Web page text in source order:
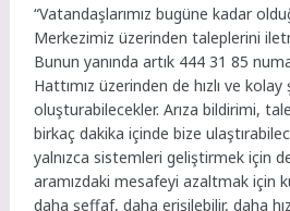
“Vatandaşlarımız bugüne kadar
Merkezimiz üzerinden taleplerini
Bunun yanında artık 444 31 85
Hattımız üzerinden de hızlı ve
oluşturabilecekler. Arıza bildirimi,
birkaç dakika içinde bize
yalnızca sistemleri geliştirmek için
aramızdaki mesafeyi azaltmak için
daha şeffaf, daha erişilebilir, daha